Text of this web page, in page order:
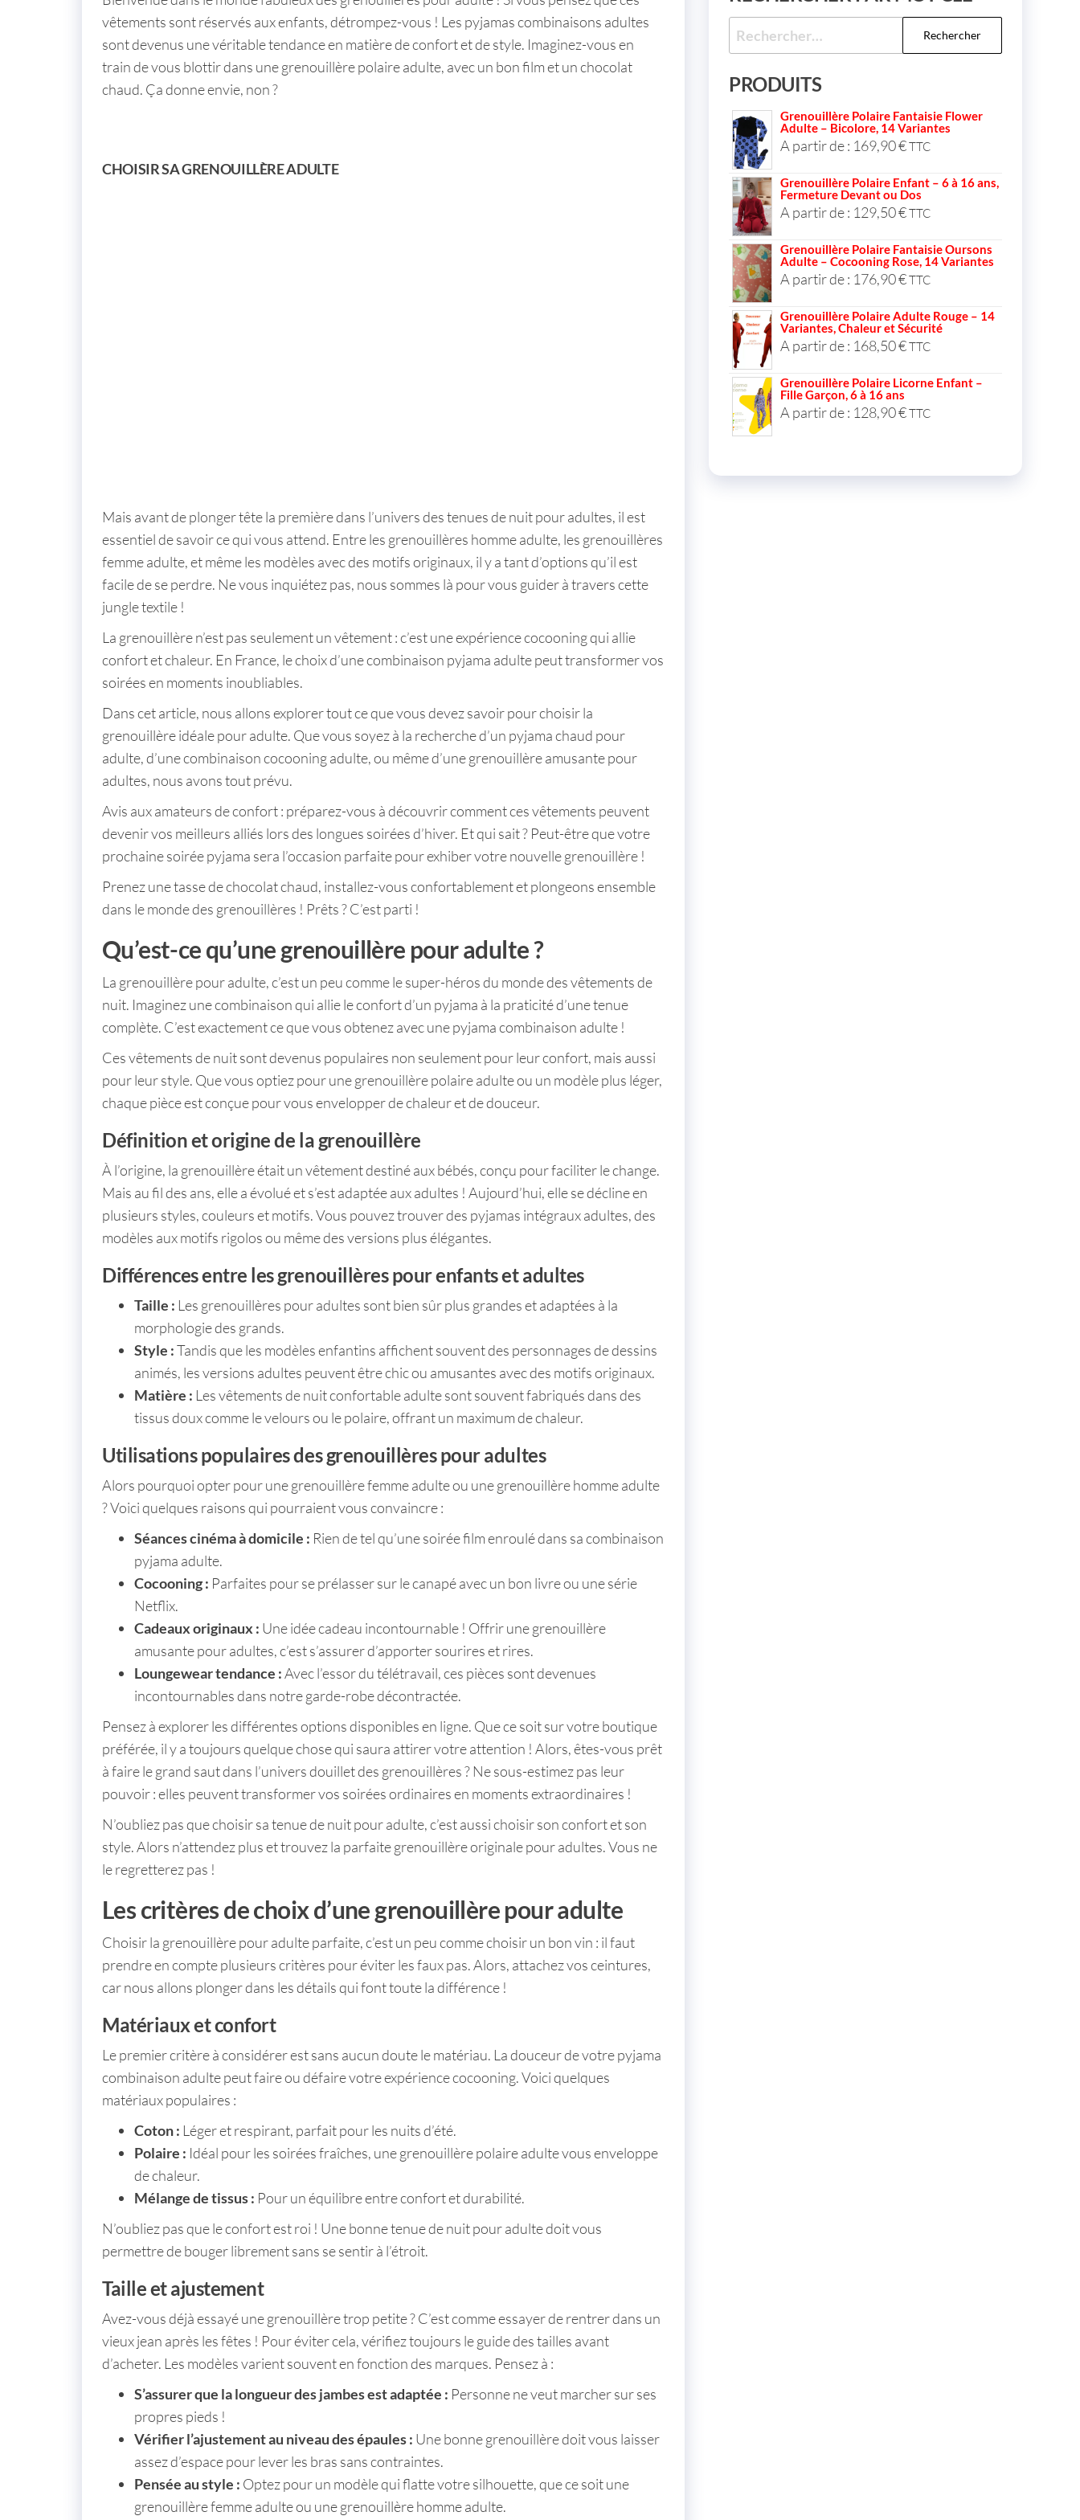
vêtements sont réservés aux enfants, détrompez-vous ! Les pyjamas combinaisons adultes
sont devenus une véritable tendance en matière de confort et de style. Imaginez-vous en
train de vous blottir dans unegrenouillère polaire adulte, avec un bon film et un chocolat
chaud. Ça donne envie, non ?
CHOISIR SA GRENOUILLÈRE ADULTE
Mais avant de plonger tête la première dans l’univers destenues de nuit pour adultes, il est
essentiel de savoir ce qui vous attend. Entre les grenouillères homme adulte, les grenouillères
femme adulte, et même les modèles avec des motifs originaux, il y a tant d’options qu’il est
facile de se perdre. Ne vous inquiétez pas, nous sommes là pour vous guider à travers cette
jungle textile !
La grenouillère n’est pas seulement un vêtement : c’est une expérience cocooning qui allie
confort et chaleur. En France, le choix d’unecombinaison pyjama adultepeut transformer vos
soirées en moments inoubliables.
Dans cet article, nous allons explorer tout ce que vous devez savoir pour choisir la
grenouillère idéale pour adulte. Que vous soyez à la recherche d’un pyjama chaud pour
adulte, d’unecombinaison cocooning adulte, ou même d’unegrenouillère amusante pour
adultes, nous avons tout prévu.
Avis aux amateurs de confort : préparez-vous à découvrir comment ces vêtements peuvent
devenir vos meilleurs alliés lors des longues soirées d’hiver. Et qui sait ? Peut-être que votre
prochaine soirée pyjama sera l’occasion parfaite pour exhiber votre nouvellegrenouillère !
Prenez une tasse de chocolat chaud, installez-vous confortablement et plongeons ensemble
dans le monde des grenouillères ! Prêts ? C’est parti !
Qu’est-ce qu’une grenouillère pour adulte ?
La grenouillère pour adulte, c’est un peu comme le super-héros du monde des vêtements de
nuit. Imaginez une combinaison qui allie le confort d’un pyjama à la praticité d’une tenue
complète. C’est exactement ce que vous obtenez avec unepyjama combinaison adulte !
Ces vêtements de nuit sont devenus populaires non seulement pour leur confort, mais aussi
pour leur style. Que vous optiez pour unegrenouillère polaire adulteou un modèle plus léger,
chaque pièce est conçue pour vous envelopper de chaleur et de douceur.
Définition et origine de la grenouillère
À l’origine, la grenouillère était un vêtement destiné aux bébés, conçu pour faciliter le change.
Mais au fil des ans, elle a évolué et s’est adaptée aux adultes ! Aujourd’hui, elle se décline en
plusieurs styles, couleurs et motifs. Vous pouvez trouver des pyjamas intégraux adultes, des
modèles aux motifs rigolos ou même des versions plus élégantes.
Différences entre les grenouillères pour enfants et adultes
Taille : Les grenouillères pour adultes sont bien sûr plus grandes et adaptées à la
morphologie des grands.
Style :Tandis que les modèles enfantins affichent souvent des personnages de dessins
animés, les versions adultes peuvent être chic ou amusantes avec des motifs originaux.
Matière : Lesvêtements de nuit confortable adultesont souvent fabriqués dans des
tissus doux comme le velours ou le polaire, offrant un maximum de chaleur.
Utilisations populaires des grenouillères pour adultes
Alors pourquoi opter pour unegrenouillère femme adulteou unegrenouillère homme adulte
? Voici quelques raisons qui pourraient vous convaincre :
Séances cinéma à domicile : Rien de tel qu’une soirée film enroulé dans sacombinaison
pyjama adulte.
Cocooning : Parfaites pour se prélasser sur le canapé avec un bon livre ou une série
Netflix.
Cadeaux originaux : Une idée cadeau incontournable ! Offrir unegrenouillère
amusante pour adultes, c’est s’assurer d’apporter sourires et rires.
Loungewear tendance :Avec l’essor du télétravail, ces pièces sont devenues
incontournables dans notre garde-robe décontractée.
Pensez à explorer les différentes options disponibles en ligne. Que ce soit sur votre boutique
préférée, il y a toujours quelque chose qui saura attirer votre attention ! Alors, êtes-vous prêt
à faire le grand saut dans l’univers douillet des grenouillères ? Ne sous-estimez pas leur
pouvoir : elles peuvent transformer vos soirées ordinaires en moments extraordinaires !
N’oubliez pas que choisir satenue de nuit pour adulte, c’est aussi choisir son confort et son
style. Alors n’attendez plus et trouvez la parfaitegrenouillère originale pour adultes. Vous ne
le regretterez pas !
Les critères de choix d’une grenouillère pour adulte
Choisir la grenouillère pour adulteparfaite, c’est un peu comme choisir un bon vin : il faut
prendre en compte plusieurs critères pour éviter les faux pas. Alors, attachez vos ceintures,
car nous allons plonger dans les détails qui font toute la différence !
Matériaux et confort
Le premier critère à considérer est sans aucun doute lematériau. La douceur de votrepyjama
combinaison adultepeut faire ou défaire votre expérience cocooning. Voici quelques
matériaux populaires :
Coton : Léger et respirant, parfait pour les nuits d’été.
Polaire : Idéal pour les soirées fraîches, unegrenouillère polaire adultevous enveloppe
de chaleur.
Mélange de tissus : Pour un équilibre entre confort et durabilité.
N’oubliez pas que le confort est roi ! Une bonnetenue de nuit pour adultedoit vous
permettre de bouger librement sans se sentir à l’étroit.
Taille et ajustement
Avez-vous déjà essayé une grenouillère trop petite ? C’est comme essayer de rentrer dans un
vieux jean après les fêtes ! Pour éviter cela, vérifiez toujours le guide des tailles avant
d’acheter. Les modèles varient souvent en fonction des marques. Pensez à :
S’assurer que la longueur des jambes est adaptée : Personne ne veut marcher sur ses
propres pieds !
Vérifier l’ajustement au niveau des épaules : Une bonne grenouillère doit vous laisser
assez d’espace pour lever les bras sans contraintes.
Pensée au style : Optez pour un modèle qui flatte votre silhouette, que ce soit une
grenouillère femme adulteou unegrenouillère homme adulte.
PRODUITS
Grenouillère Polaire Fantaisie Flower
Adulte – Bicolore, 14 Variantes
A partir de : 169,90€TTC
Grenouillère Polaire Enfant – 6 à 16 ans,
Fermeture Devant ou Dos
A partir de : 129,50€TTC
Grenouillère Polaire Fantaisie Oursons
Adulte – Cocooning Rose, 14 Variantes
A partir de : 176,90€TTC
Grenouillère Polaire Adulte Rouge – 14
Variantes, Chaleur et Sécurité
A partir de : 168,50€TTC
Grenouillère Polaire Licorne Enfant –
Fille Garçon, 6 à 16 ans
A partir de : 128,90€TTC